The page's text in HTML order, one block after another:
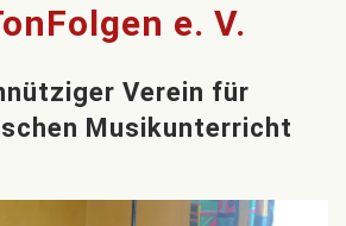
e. V.
Verein für
Musikunterricht